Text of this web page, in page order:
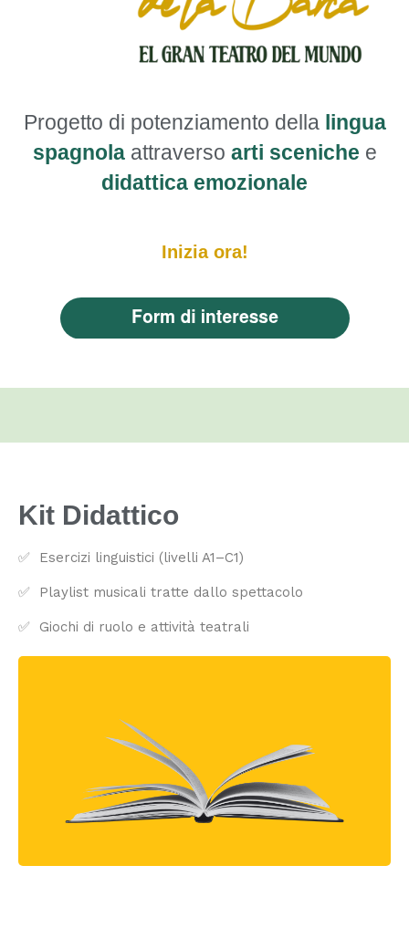
Progetto di potenziamento della lingua
spagnolaattraverso arti sceniche e
didattica emozionale
Inizia ora!
Kit Didattico
✅ Esercizi linguistici (livelli A1–C1)
✅ Playlist musicali tratte dallo spettacolo
✅ Giochi di ruolo e attività teatrali